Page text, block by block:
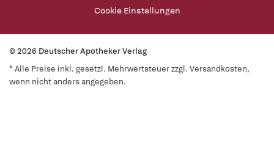
Cookie Einstellungen
© 2026 Deutscher Apotheker Verlag
* Alle Preise inkl. gesetzl. Mehrwertsteuer zzgl. Versandkosten,
wenn nicht anders angegeben.